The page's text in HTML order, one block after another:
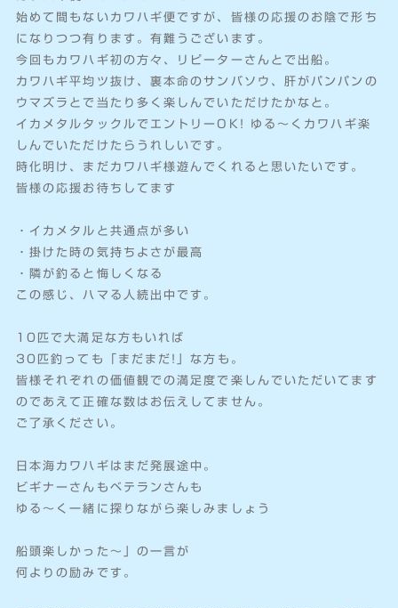
始めて間もないカワハギ便ですが、皆様の応援のお陰で形ち
になりつつ有ります。有難うございます。
今回もカワハギ初の方々、リピーターさんとで出船。
カワハギ平均ツ抜け、裏本命のサンバソウ、肝がパンパンの
ウマズラとで当たり多く楽しんでいただけたかなと。
イカメタルタックルでエントリーOK! ゆる〜くカワハギ楽
しんでいただけたらうれしいです。
時化明け、まだカワハギ様遊んでくれると思いたいです。
皆様の応援お待ちしてます
・イカメタルと共通点が多い
・掛けた時の気持ちよさが最高
・隣が釣ると悔しくなる
この感じ、ハマる人続出中です。
10匹で大満足な方もいれば
30匹釣っても「まだまだ!」な方も。
皆様それぞれの価値観での満足度で楽しんでいただいてます
のであえて正確な数はお伝えしてません。
ご了承ください。
日本海カワハギはまだ発展途中。
ビギナーさんもベテランさんも
ゆる〜く一緒に探りながら楽しみましょう
船頭楽しかった〜」の一言が
何よりの励みです。